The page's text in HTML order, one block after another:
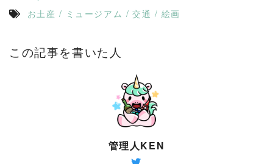
お土産 / ミュージアム / 交通 / 絵画
この記事を書いた人
管理人KEN